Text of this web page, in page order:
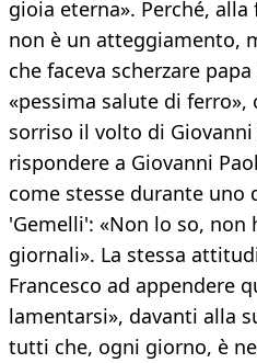
gioia eterna». Perché,
non è un atteggiamento,
che faceva scherzare
«pessima salute di ferro»,
sorriso il volto di Giovanni
rispondere a Giovanni
come stesse durante uno
'Gemelli': «Non lo so, non
giornali». La stessa
Francesco ad appendere
lamentarsi», davanti alla
tutti che, ogni giorno, è